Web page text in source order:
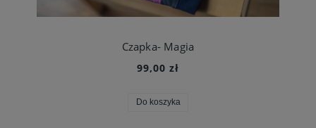
Czapka- Magia
99,00 zł
Do koszyka